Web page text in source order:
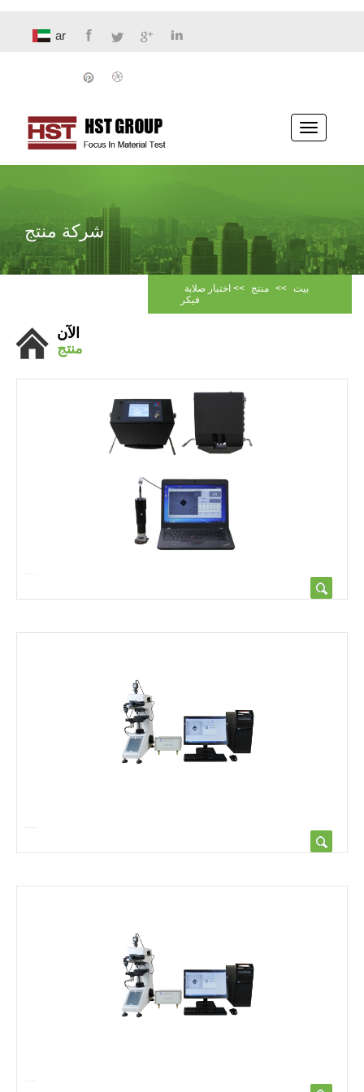
ar
تبديل
الملاحة
شركة منتج
بيت >> منتج >> اختبار صلابة
فيكر
الآن
منتج